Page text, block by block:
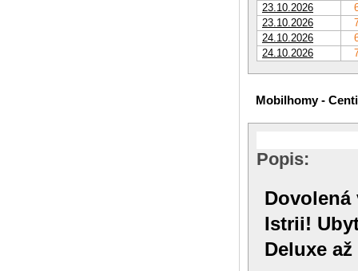
23.10.2026
23.10.2026
24.10.2026
24.10.2026
Mobilhomy -
Popis:
Dovolená
Istrii!
Deluxe